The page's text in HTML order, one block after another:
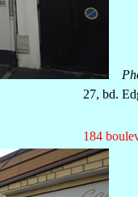
27, bd.
184